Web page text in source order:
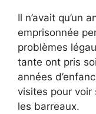
Il n’avait qu’un
emprisonnée
problèmes
tante ont pris
années
visites pour voir
les barreaux.